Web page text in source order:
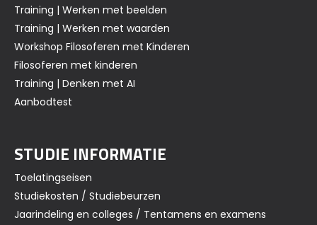
Training | Werken met beelden
Training | Werken met waarden
Workshop Filosoferen met Kinderen
Filosoferen met kinderen
Training | Denken met AI
Aanbodtest
STUDIE INFORMATIE
Toelatingseisen
Studiekosten / Studiebeurzen
Jaarindeling en colleges / Tentamens en examens